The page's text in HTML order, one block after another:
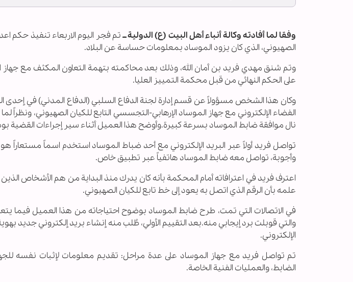
وفقا لما أفادته وكالة أنباء أهل البيت (ع) الدولية ــتم فجر اليوم الاربعاء تنفيذ حكم
الصهيوني، الذي كان يزود الموساد بمعلومات حساسة عن البلاد.
وتم شنق مهدي فريد بن أمان الله، وذلك بعد محاكمته بتهمة التعاون المكثف مع جهاز
على الحكم النهائي من قبل محكمة التمييز العليا.
وكان هذا الشخص مسؤولاً عن قسم إدارة لجنة الدفاع السلبي (الدفاع المدني) في إحدى
الفضاء الإلكتروني مع جهاز الموساد الإرهابي-التجسسي التابع للكيان الصهيوني،
نال موافقة ضابط الموساد بسرعة كبيرة.وأوضح هذا العميل أثناء سير إجراءات القضية
تواصل فريد أولاً عبر البريد الإلكتروني مع أحد ضباط الموساد استخدم اسماً مستعاراً
وأجوبة، تواصل معه ضابط الموساد هاتفياً عبر تطبيق خاص.
اعترف فريد في اعترافاته أمام المحكمة بأنه كان يدرك منذ البداية من هم الأشخاص
علمه بأن الرقم الذي اتصل به يعود إلى خط تابع للكيان الصهيوني.
في الاتصالات التي تمت، طرح ضابط الموساد بوضوح احتياجاته من هذا العميل فيما
والتي قوبلت برد إيجابي منه.بعد التقييم الأولي، طُلب منه إنشاء بريد إلكتروني جديد
الإلكتروني.
تم تواصل فريد مع جهاز الموساد على عدة مراحل: تقديم معلومات لإثبات نفسه
الضابط، والعمليات الفنية الخاصة.